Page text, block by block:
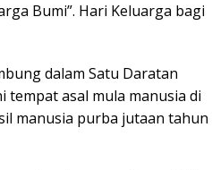
Bumi”. Hari Keluarga bagi
dalam Satu Daratan
tempat asal mula manusia di
manusia purba jutaan tahun